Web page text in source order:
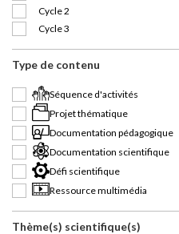
Cycle 2
Cycle 3
Type de contenu
Séquence d'activités
Projet thématique
Documentation pédagogique
Documentation scientifique
Défi scientifique
Ressource multimédia
Thème(s) scientifique(s)